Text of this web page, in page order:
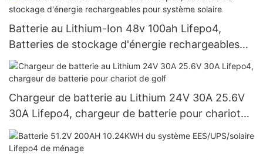
Batterie au Lithium-Ion 48v 100ah Lifepo4,
Batteries de stockage d'énergie rechargeables
pour système solaire
Chargeur de batterie au Lithium 24V 30A 25.6V
30A Lifepo4, chargeur de batterie pour chariot
de golf